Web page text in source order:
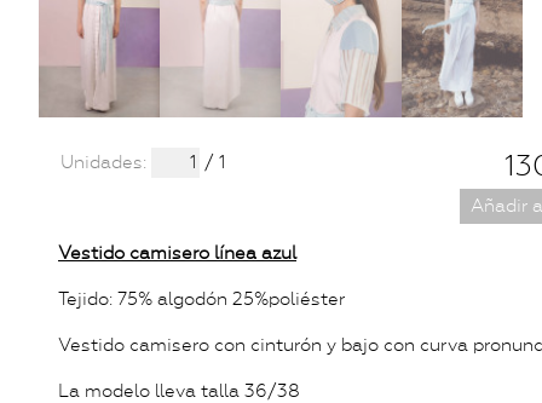
Unidades: / 1
Añadir
Vestido camisero línea azul
Tejido: 75% algodón 25%poliéster
Vestido camisero con cinturón y bajo con curva
La modelo lleva talla 36/38